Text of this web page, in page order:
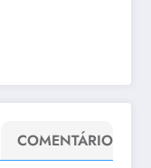
COMENTÁRIO